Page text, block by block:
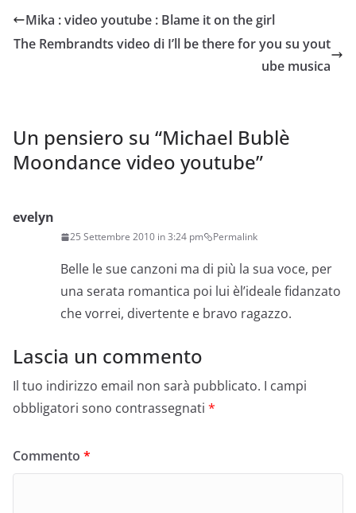
Mika : video youtube : Blame it on the girl
The Rembrandts video di I’ll be there for you su yout
ube musica
Un pensiero su “Michael Bublè
Moondance video youtube”
evelyn
25 Settembre 2010 in 3:24 pm Permalink
Belle le sue canzoni ma di più la sua voce, per
una serata romantica poi lui èl’ideale fidanzato
che vorrei, divertente e bravo ragazzo.
Lascia un commento
Il tuo indirizzo email non sarà pubblicato. I campi
obbligatori sono contrassegnati *
Commento *